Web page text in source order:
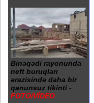
Binəqədi rayonunda
neft buruqları
ərazisində daha bir
qanunsuz tikinti -
FOTO/VİDEO